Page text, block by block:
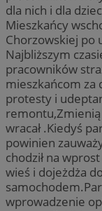
dla nich i dla
Mieszkańcy
Chorzowskiej po
Najbliższym
pracowników
mieszkańcom za
protesty i
remontu,Zmienią
wracał .Kiedyś
powinien
chodził na
wieś i dojeżdża
wprowadzenie